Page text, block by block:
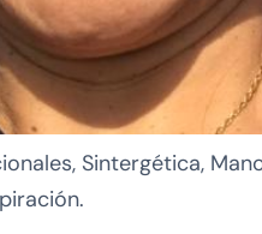
Sintergética,